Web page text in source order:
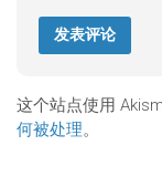
这个站点使用
何被处理。